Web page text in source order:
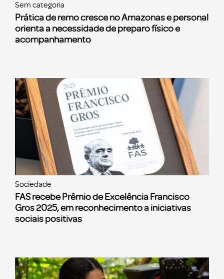
Sem categoria
Prática de remo cresce no Amazonas e personal
orienta a necessidade de preparo físico e
acompanhamento
Sociedade
FAS recebe Prêmio de Excelência Francisco
Gros 2025, em reconhecimento a iniciativas
sociais positivas